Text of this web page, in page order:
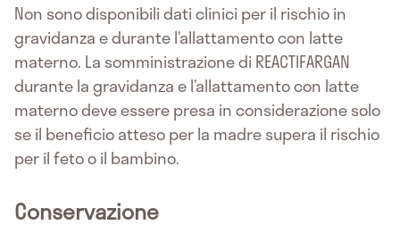
Non sono disponibili dati clinici per il rischio in
gravidanza e durante l’allattamento con latte
materno. La somministrazione di REACTIFARGAN
durante la gravidanza e l’allattamento con latte
materno deve essere presa in considerazione solo
se il beneficio atteso per la madre supera il rischio
per il feto o il bambino.
Conservazione